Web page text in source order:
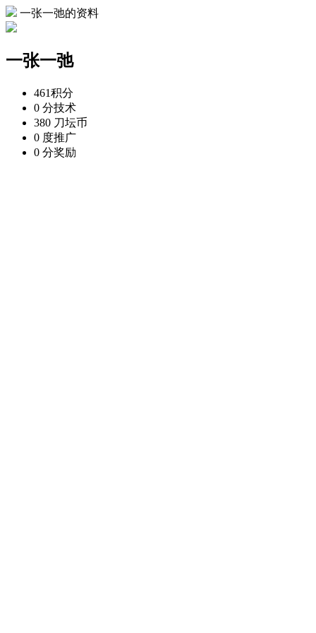
一张一弛的资料
一张一弛
461积分
0 分技术
380 刀坛币
0 度推广
0 分奖励